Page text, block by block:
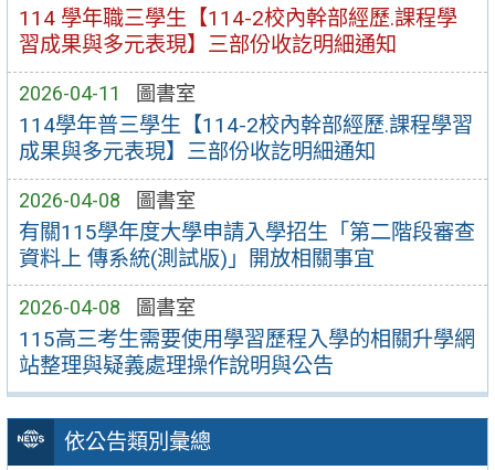
114 學年職三學生【114-2校內幹部經歷.課程學
習成果與多元表現】三部份收訖明細通知
2026-04-11 圖書室
114學年普三學生【114-2校內幹部經歷.課程學習
成果與多元表現】三部份收訖明細通知
2026-04-08 圖書室
有關115學年度大學申請入學招生「第二階段審查
資料上 傳系統(測試版)」開放相關事宜
2026-04-08 圖書室
115高三考生需要使用學習歷程入學的相關升學網
站整理與疑義處理操作說明與公告
依公告類別彙總